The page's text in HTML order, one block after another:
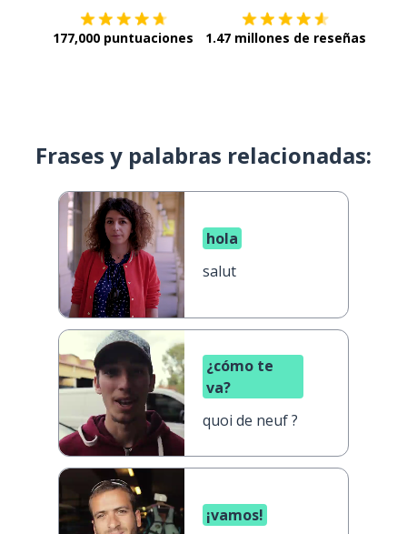
177,000 puntuaciones 1.47 millones de reseñas
Frases y palabras relacionadas:
hola
salut
¿cómo te
va?
quoi de neuf ?
¡vamos!